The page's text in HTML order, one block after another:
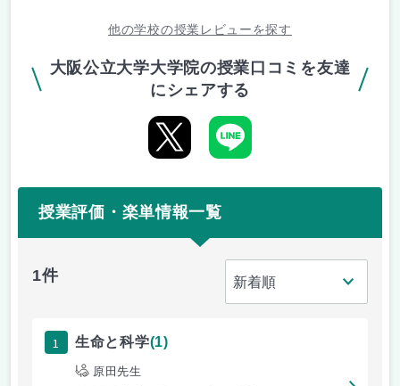
他の学校の授業レビューを探す
大阪公立大学大学院の授業口コミを友達
にシェアする
授業評価・楽単情報一覧
1件
1 生命と科学(1)
原田先生